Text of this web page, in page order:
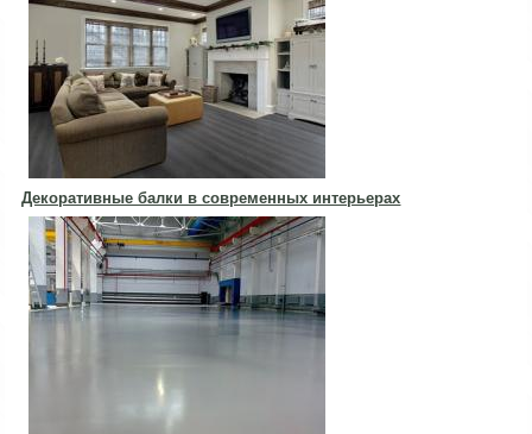
Декоративные балки в современных интерьерах